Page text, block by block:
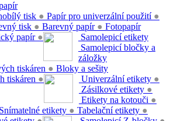
tisk ● Papír pro univerzální použití ●
tisk ● Barevný papír ●
papír ●
Fotopapír
tiskáren ●
tiskáren ●
Samolepicí etikety
Univerzální etikety ●
Zásilkové etikety ●
Etikety na kotouči ●
Snímatelné etikety ● Tabelační etikety ●
Samolepicí bločky a
záložky
Bloky a sešity